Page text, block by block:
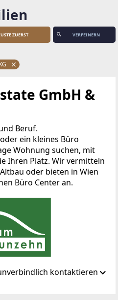
VERFEINERN
GmbH &
Beruf.
ein kleines Büro
Wohnung suchen, mit
Ihren Platz. Wir vermitteln
oder bieten in Wien
Büro Center an.
kontaktieren